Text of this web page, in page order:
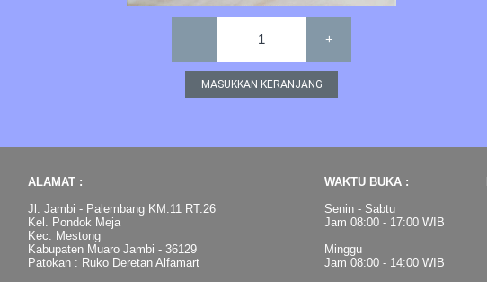
– 1 +
ALAMAT :
Jl. Jambi - Palembang KM.11 RT.26
Kel. Pondok Meja
Kec. Mestong
Kabupaten Muaro Jambi - 36129
Patokan : Ruko Deretan Alfamart
WAKTU BUKA :
Senin - Sabtu
Jam 08:00 - 17:00 WIB
Minggu
Jam 08:00 - 14:00 WIB